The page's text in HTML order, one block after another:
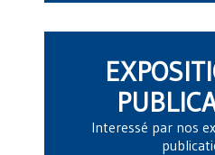
Interessé par nos